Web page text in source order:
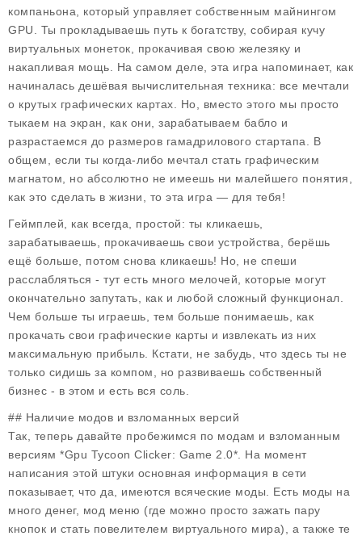
компаньона, который управляет собственным майнингом
GPU. Ты прокладываешь путь к богатству, собирая кучу
виртуальных монеток, прокачивая свою железяку и
накапливая мощь. На самом деле, эта игра напоминает, как
начиналась дешёвая вычислительная техника: все мечтали
о крутых графических картах. Но, вместо этого мы просто
тыкаем на экран, как они, зарабатываем бабло и
разрастаемся до размеров гамадрилового стартапа. В
общем, если ты когда-либо мечтал стать графическим
магнатом, но абсолютно не имеешь ни малейшего понятия,
как это сделать в жизни, то эта игра — для тебя!
Геймплей, как всегда, простой: ты кликаешь,
зарабатываешь, прокачиваешь свои устройства, берёшь
ещё больше, потом снова кликаешь! Но, не спеши
расслабляться - тут есть много мелочей, которые могут
окончательно запутать, как и любой сложный функционал.
Чем больше ты играешь, тем больше понимаешь, как
прокачать свои графические карты и извлекать из них
максимальную прибыль. Кстати, не забудь, что здесь ты не
только сидишь за компом, но развиваешь собственный
бизнес - в этом и есть вся соль.
## Наличие модов и взломанных версий
Так, теперь давайте пробежимся по модам и взломанным
версиям *Gpu Tycoon Clicker: Game 2.0*. На момент
написания этой штуки основная информация в сети
показывает, что да, имеются всяческие моды. Есть моды на
много денег, мод меню (где можно просто зажать пару
кнопок и стать повелителем виртуального мира), а также те